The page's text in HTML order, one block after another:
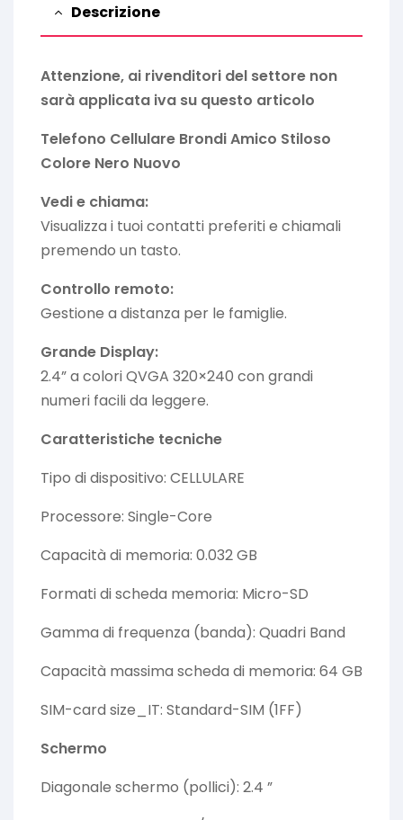
Descrizione
Attenzione, ai rivenditori del settore non
sarà applicata iva su questo articolo
Telefono Cellulare Brondi Amico Stiloso
Colore Nero Nuovo
Vedi e chiama:
Visualizza i tuoi contatti preferiti e chiamali
premendo un tasto.
Controllo remoto:
Gestione a distanza per le famiglie.
Grande Display:
2.4” a colori QVGA 320×240 con grandi
numeri facili da leggere.
Caratteristiche tecniche
Tipo di dispositivo: CELLULARE
Processore: Single-Core
Capacità di memoria: 0.032 GB
Formati di scheda memoria: Micro-SD
Gamma di frequenza (banda): Quadri Band
Capacità massima scheda di memoria: 64 GB
SIM-card size_IT: Standard-SIM (1FF)
Schermo
Diagonale schermo (pollici): 2.4 ”